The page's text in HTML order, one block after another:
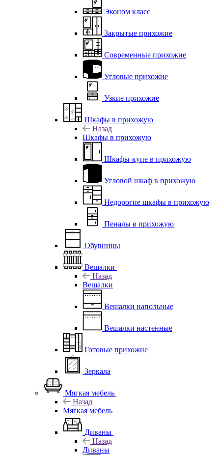
Эконом класс
Закрытые прихожие
Современные прихожие
Угловые прихожие
Узкие прихожие
Шкафы в прихожую
Назад
Шкафы в прихожую
Шкафы-купе в прихожую
Угловой шкаф в прихожую
Недорогие шкафы в прихожую
Пеналы в прихожую
Обувницы
Вешалки
Назад
Вешалки
Вешалки напольные
Вешалки настенные
Готовые прихожие
Зеркала
Мягкая мебель
Назад
Мягкая мебель
Диваны
Назад
Диваны